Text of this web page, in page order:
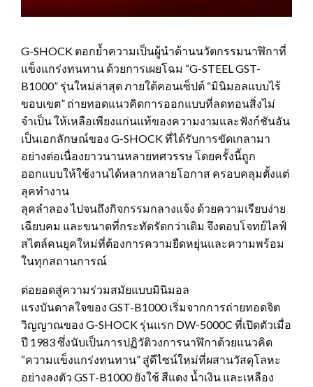
G-SHOCK ตอกย้ำความเป็นผู้นำด้านนวัตกรรมนาฬิกาที่
แข็งแกร่งทนทาน ด้วยการเผยโฉม “G-STEEL GST-
B1000” รุ่นใหม่ล่าสุด ภายใต้คอนเซ็ปต์ “มินิมอลแบบไร้
ขอบเขต” ถ่ายทอดแนวคิดการออกแบบที่ลดทอนสิ่งไม่
จำเป็น ให้เหลือเพียงแก่นแท้ของความงามและฟังก์ชันอัน
เป็นเอกลักษณ์ของ G-SHOCK ที่ได้รับการขัดเกลามา
อย่างต่อเนื่องยาวนานหลายทศวรรษ โดยครั้งนี้ถูก
ออกแบบให้ใช้งานได้หลากหลายโอกาส ครอบคลุมตั้งแต่
ลุคทำงาน
ลุคลำลอง ไปจนถึงกิจกรรมกลางแจ้ง ด้วยความเรียบง่าย
เฉียบคม และขนาดที่กระทัดรัดกว่าเดิม จึงตอบโจทย์ไลฟ์
สไตล์คนยุคใหม่ที่ต้องการความยืดหยุ่นและความพร้อม
ในทุกสถานการณ์
ต่อยอดสู่ความร่วมสมัยแบบมินิมอล
แรงบันดาลใจของ GST-B1000 เริ่มจากการถ่ายทอดจิต
วิญญาณของ G-SHOCK รุ่นแรก DW-5000C ที่เปิดตัวเมื่อ
ปี 1983 ซึ่งนับเป็นการปฏิวัติวงการนาฬิกาด้วยแนวคิด
“ความแข็งแกร่งทนทาน” สู่ดีไซน์ใหม่ที่ผสานวัสดุโลหะ
อย่างลงตัว GST-B1000 ยังใช้ สีแดง น้ำเงิน และเหลือง